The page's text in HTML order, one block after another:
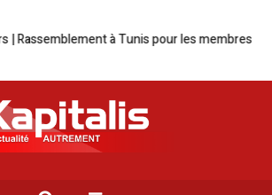
à Tunis pour les membres d’Al-